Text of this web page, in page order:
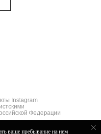
Instagram
Федерации
ваше пребывание на нем